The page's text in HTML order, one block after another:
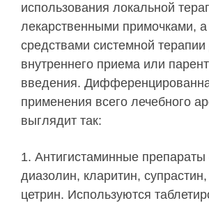
использования локальной
лекарственными примочками, а
средствами системной
внутреннего приема или
введения.
применения всего лечебного
выглядит так:
Антигистаминные
диазолин, кларитин, супрастин,
цетрин. Используются